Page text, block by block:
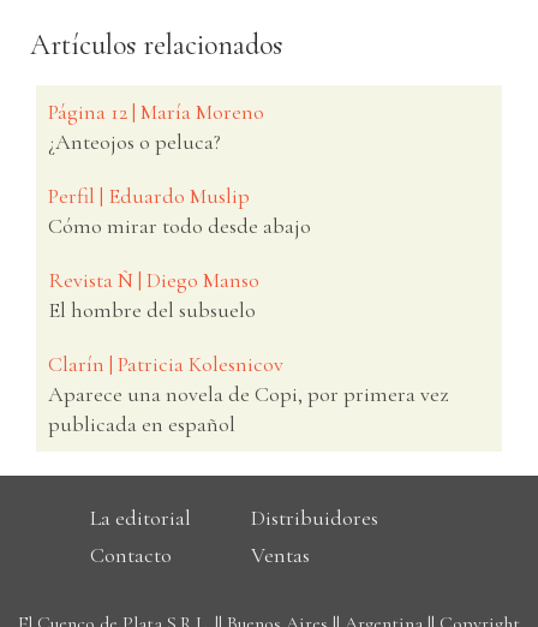
Artículos relacionados
Página 12 | María Moreno
¿Anteojos o peluca?
Perfil | Eduardo Muslip
Cómo mirar todo desde abajo
Revista Ñ | Diego Manso
El hombre del subsuelo
Clarín | Patricia Kolesnicov
Aparece una novela de Copi, por primera vez
publicada en español
La editorial
Distribuidores
Contacto
Ventas